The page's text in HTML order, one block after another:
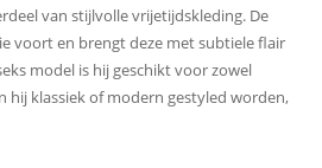
van stijlvolle vrijetijdskleding. De
voort en brengt deze met subtiele flair
model is hij geschikt voor zowel
hij klassiek of modern gestyled worden,